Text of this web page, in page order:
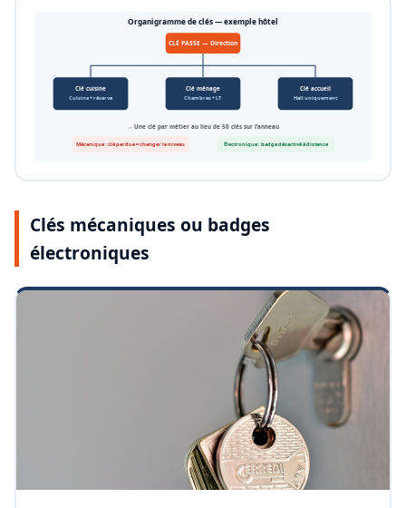
Organigramme de clés — exemple hôtel
CLÉ PASSE — Direction
Clé cuisine
Cuisine + réserve
Clé ménage
Chambres + LT
Clé accueil
Hall uniquement
→ Une clé par métier au lieu de 50 clés sur l’anneau
Mécanique : clé perdue = changer le niveau Électronique : badge désactivé à distance
Clés mécaniques ou badges
électroniques